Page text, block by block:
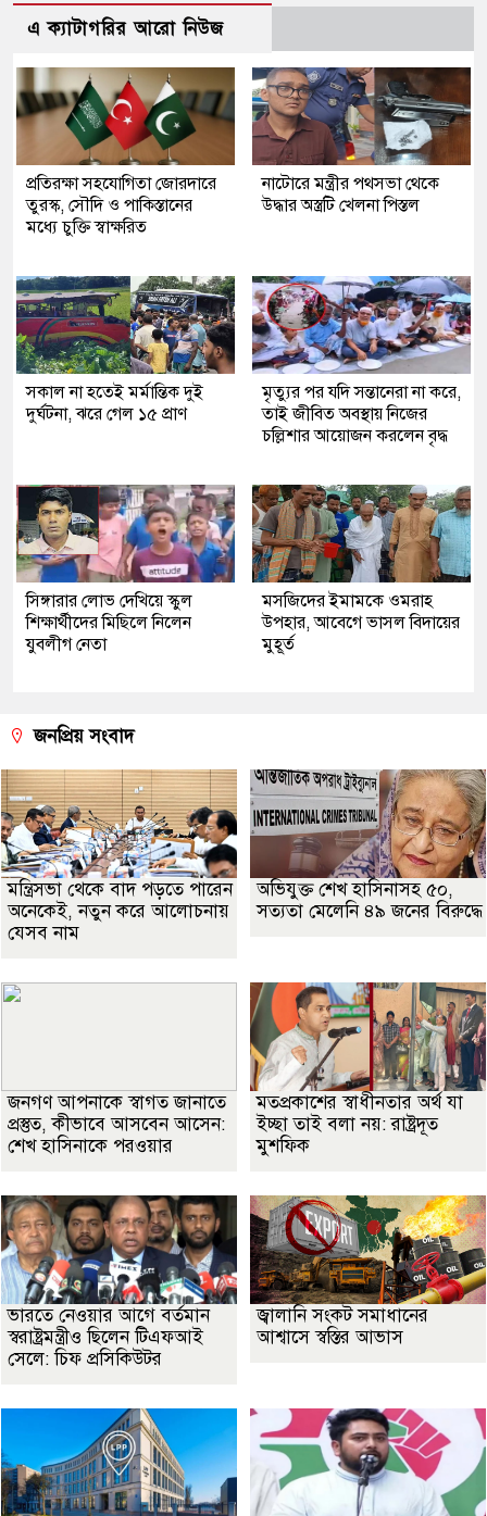
এ ক্যাটাগরির আরো নিউজ
প্রতিরক্ষা সহযোগিতা জোরদারে
তুরস্ক, সৌদি ও পাকিস্তানের
মধ্যে চুক্তি স্বাক্ষরিত
নাটোরে মন্ত্রীর পথসভা থেকে
উদ্ধার অস্ত্রটি খেলনা পিস্তল
সকাল না হতেই মর্মান্তিক দুই
দুর্ঘটনা, ঝরে গেল ১৫ প্রাণ
মৃত্যুর পর যদি সন্তানেরা না করে,
তাই জীবিত অবস্থায় নিজের
চল্লিশার আয়োজন করলেন বৃদ্ধ
সিঙ্গারার লোভ দেখিয়ে স্কুল
শিক্ষার্থীদের মিছিলে নিলেন
যুবলীগ নেতা
মসজিদের ইমামকে ওমরাহ
উপহার, আবেগে ভাসল বিদায়ের
মুহূর্ত
জনপ্রিয় সংবাদ
মন্ত্রিসভা থেকে বাদ পড়তে পারেন
অনেকেই, নতুন করে আলোচনায়
যেসব নাম
অভিযুক্ত শেখ হাসিনাসহ ৫০,
সত্যতা মেলেনি ৪৯ জনের বিরুদ্ধে
জনগণ আপনাকে স্বাগত জানাতে
প্রস্তুত, কীভাবে আসবেন আসেন:
শেখ হাসিনাকে পরওয়ার
মতপ্রকাশের স্বাধীনতার অর্থ যা
ইচ্ছা তাই বলা নয়: রাষ্ট্রদূত
মুশফিক
ভারতে নেওয়ার আগে বর্তমান
স্বরাষ্ট্রমন্ত্রীও ছিলেন টিএফআই
সেলে: চিফ প্রসিকিউটর
জ্বালানি সংকট সমাধানের
আশ্বাসে স্বস্তির আভাস